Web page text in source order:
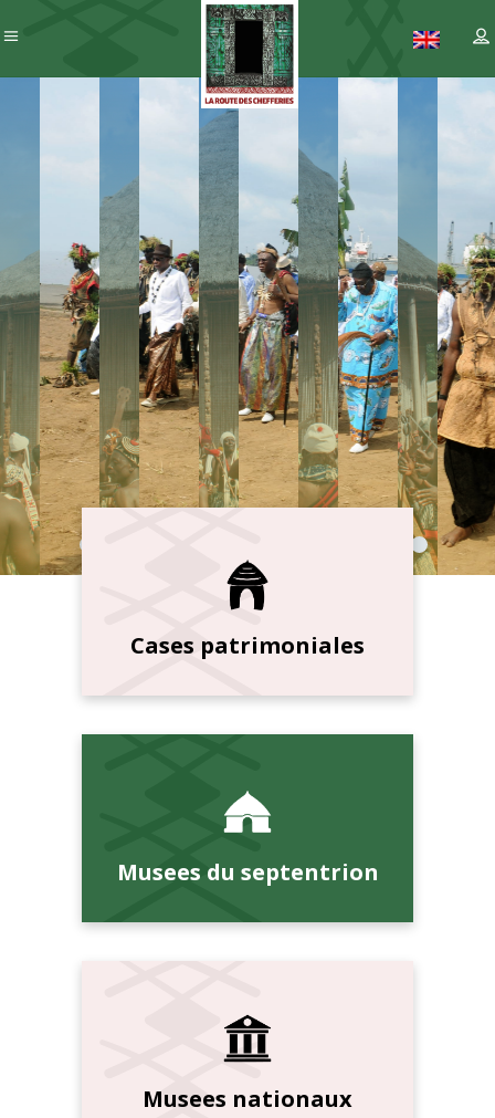
Cases patrimoniales
Musees du septentrion
Musees nationaux